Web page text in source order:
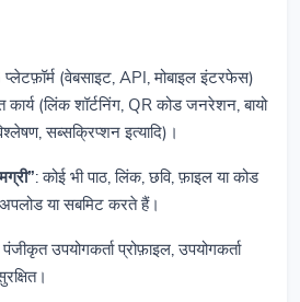
(वेबसाइट, API, मोबाइल इंटरफेस)
(लिंक शॉर्टनिंग, QR कोड जनरेशन, बायो
सब्सक्रिप्शन इत्यादि)।
: कोई भी पाठ, लिंक, छवि, फ़ाइल या कोड
या सबमिट करते हैं।
उपयोगकर्ता प्रोफ़ाइल, उपयोगकर्ता